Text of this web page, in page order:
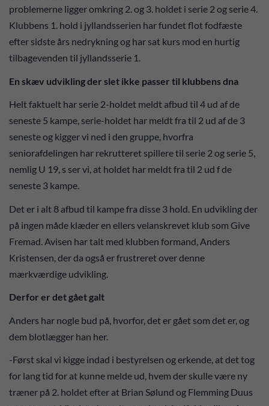
problemerne ligger omkring 2. og 3. holdet i serie 2 og serie 4.
Klubbens 1. hold i jyllandsserien har fundet flot fodfæste
efter sidste års nedrykning og har sat kurs mod en hurtig
tilbagevenden til jyllandsserie 1.
En skæv udvikling der slet ikke passer til klubbens dna
Helt faktuelt har serie 2-holdet meldt afbud til 4 ud af de
seneste 5 kampe, serie-holdet har meldt fra til 2 ud af de 3
seneste og kigger vi ned i den gruppe, hvorfra
seniorafdelingen har rekrutteret spillere til serie 2 og serie 5,
nemlig U 19, s ser vi, at holdet har meldt fra til 2 ud f de
seneste 3 kampe.
Det er i alt 8 afbud til kampe fra disse 3 hold. En udvikling der
på ingen måde klæder en ellers velanskrevet klub som Give
Fremad. Avisen har talt med klubben formand, Anders
Kristensen, der da også er frustreret over denne
mærkværdige udvikling.
Derfor er det gået galt
Anders har nogle bud på, hvorfor, det er gået som det er, og
dem blotlægger han her.
-Først skal vi kigge indad i bestyrelsen og erkende, at det tog
for lang tid for at kunne melde ud, hvem der skulle være ny
træner på 2. holdet efter at Brian Sølund og Flemming Duus